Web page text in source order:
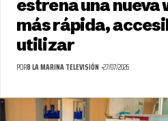
estrena una nueva
más rápida,
utilizar
POR8 LA MARINA TELEVISIÓN 27/07/2026